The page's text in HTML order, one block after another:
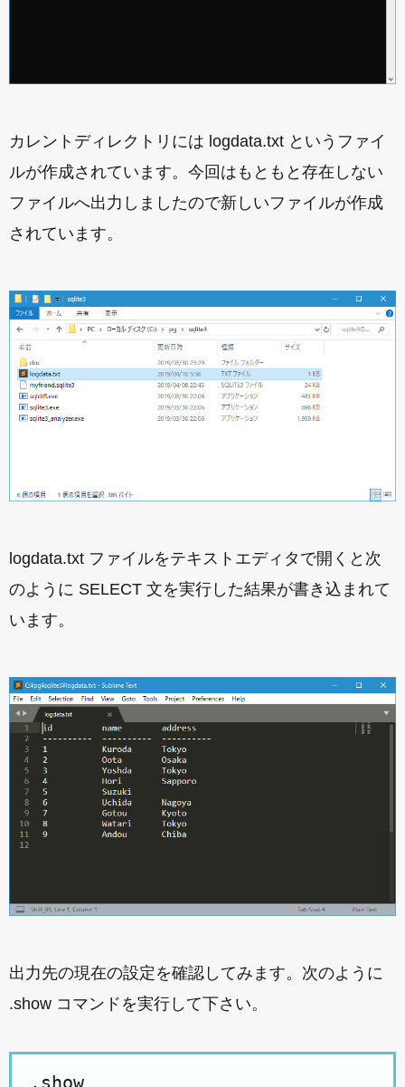
カレントディレクトリには logdata.txt というファイ
ルが作成されています。今回はもともと存在しない
ファイルへ出力しましたので新しいファイルが作成
されています。
logdata.txt ファイルをテキストエディタで開くと次
のように SELECT 文を実行した結果が書き込まれて
います。
出力先の現在の設定を確認してみます。次のように
.show コマンドを実行して下さい。